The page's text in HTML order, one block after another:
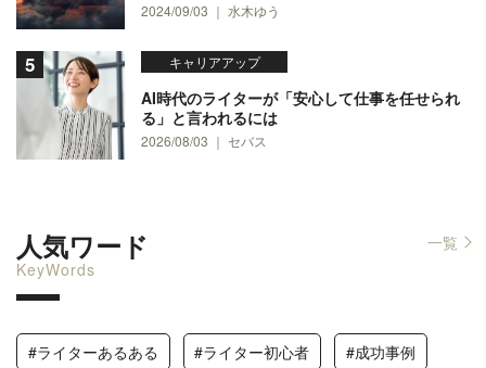
2024/09/03 ｜ 水木ゆう
キャリアアップ
AI時代のライターが「安心して仕事を任せられ
る」と言われるには
2026/08/03 ｜ セバス
人気ワード
KeyWords
一覧
#ライターあるある #ライター初心者 #成功事例